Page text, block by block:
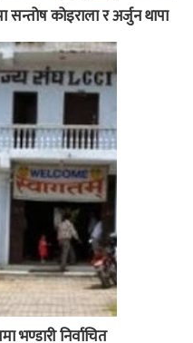
कोइराला र अर्जुन थापा
निर्वाचित